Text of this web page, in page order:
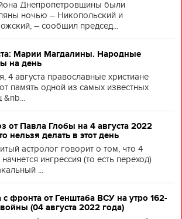
Днепропетровщины были
ночью – Никопольский и
– сообщил председ...
Марии Магдалины. Народные
на день
4 августа православные христиане
память одной из самых известных
&nb...
от Павла Глобы на 4 августа 2022
нельзя делать в этот день
астролог говорит о том, что 4
начнется ингрессия (то есть переход)
...
с фронта от Генштаба ВСУ на утро 162-
(04 августа 2022 года)